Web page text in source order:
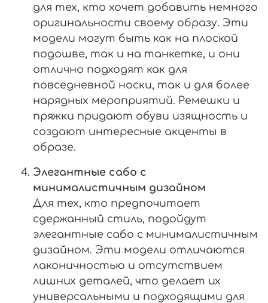
для тех, кто хочет добавить немного
оригинальности своему образу. Эти
модели могут быть как на плоской
подошве, так и на танкетке, и они
отлично подходят как для
повседневной носки, так и для более
нарядных мероприятий. Ремешки и
пряжки придают обуви изящность и
создают интересные акценты в
образе.
Элегантные сабо с
минималистичным дизайном
Для тех, кто предпочитает
сдержанный стиль, подойдут
элегантные сабо с минималистичным
дизайном. Эти модели отличаются
лаконичностью и отсутствием
лишних деталей, что делает их
универсальными и подходящими для